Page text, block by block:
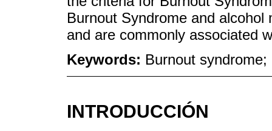
Burnout Syndrome and
and are commonly associated
Keywords: Burnout
INTRODUCCIÓN